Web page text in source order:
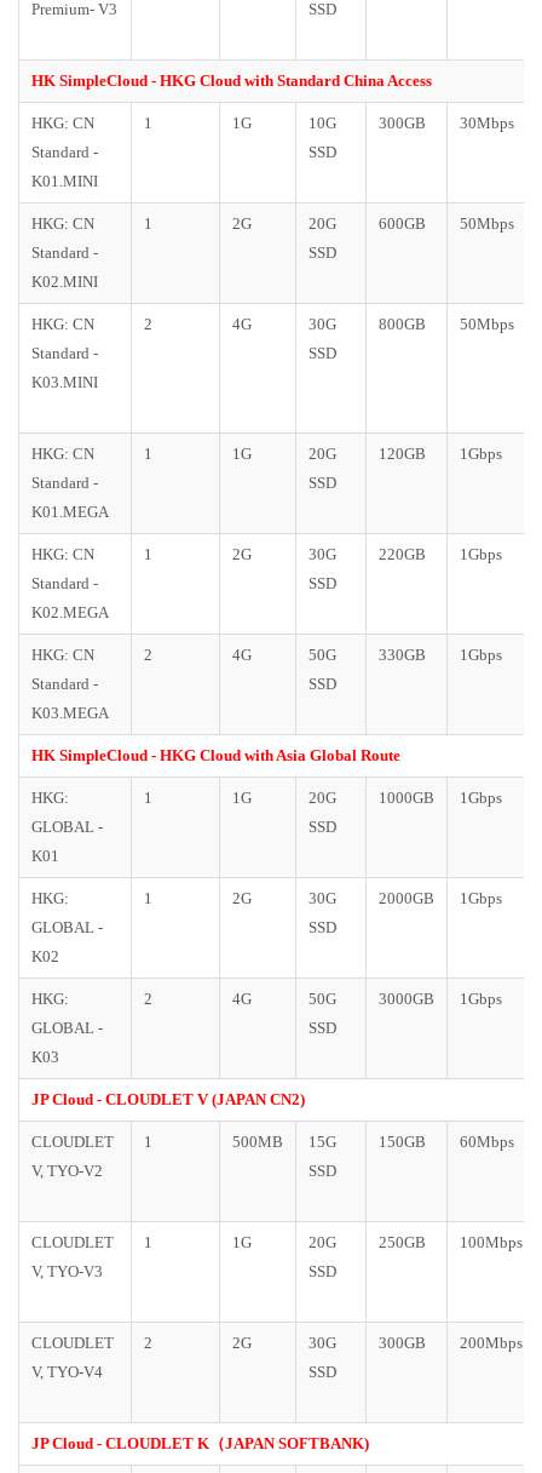
Premium- V3 SSD
HK SimpleCloud - HKG Cloud with Standard China Access
HKG: CN
Standard -
K01.MINI
1 1G
10G
SSD
300GB 30Mbps
HKG: CN
Standard -
K02.MINI
1 2G
20G
SSD
600GB 50Mbps
HKG: CN
Standard -
K03.MINI
2 4G
30G
SSD
800GB 50Mbps
HKG: CN
Standard -
K01.MEGA
1 1G
20G
SSD
120GB 1Gbps
HKG: CN
Standard -
K02.MEGA
1 2G
30G
SSD
220GB 1Gbps
HKG: CN
Standard -
K03.MEGA
2 4G
50G
SSD
330GB 1Gbps
HK SimpleCloud - HKG Cloud with Asia Global Route
HKG:
GLOBAL -
K01
1 1G
20G
SSD
1000GB 1Gbps
HKG:
GLOBAL -
K02
1 2G
30G
SSD
2000GB 1Gbps
HKG:
GLOBAL -
K03
2 4G
50G
SSD
3000GB 1Gbps
JP Cloud - CLOUDLET V (JAPAN CN2)
CLOUDLET
V, TYO-V2
1 500MB
15G
SSD
150GB 60Mbps
CLOUDLET
V, TYO-V3
1 1G
20G
SSD
250GB 100Mbps
CLOUDLET
V, TYO-V4
2 2G
30G
SSD
300GB 200Mbps
JP Cloud - CLOUDLET K（JAPAN SOFTBANK)